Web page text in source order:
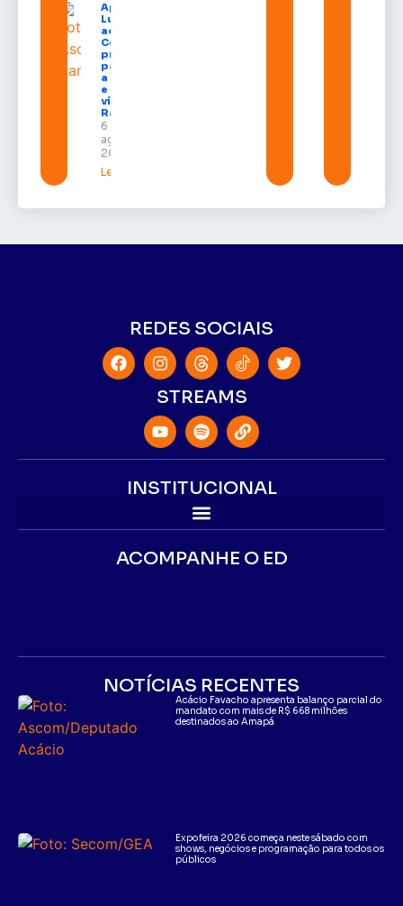
Após veto,
Lula envia
ao
Congresso
projeto
para criar
a UNIFRON
e grava
vídeo para
Randolfe
6 de
agosto de
2026
Leia mais »
REDES SOCIAIS
STREAMS
INSTITUCIONAL
ACOMPANHE O ED
NOTÍCIAS RECENTES
Acácio Favacho apresenta balanço parcial do
mandato com mais de R$ 668 milhões
destinados ao Amapá
Expofeira 2026 começa neste sábado com
shows, negócios e programação para todos os
públicos